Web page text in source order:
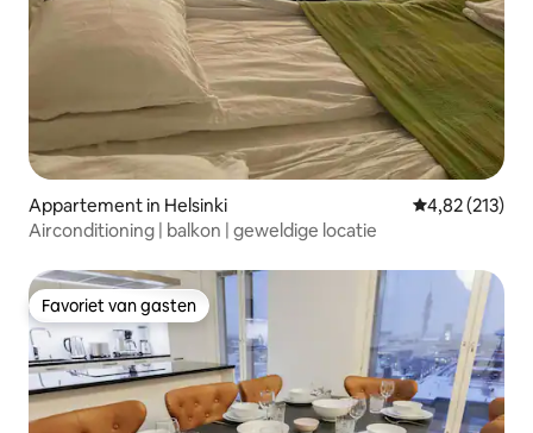
Appartement in Helsinki Gemiddelde
4,82 (213)
Airconditioning | balkon | geweldige locatie
Favoriet van gasten
Favoriet van gasten